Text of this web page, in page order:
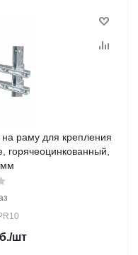
раму для крепления
горячеоцинкованный,
/шт